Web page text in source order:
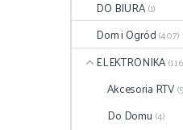
DO BIURA(1)
Dom i Ogród(407)
ELEKTRONIKA
Akcesoria RTV
Do Domu (4)